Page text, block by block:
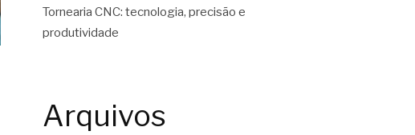
Tornearia CNC: tecnologia, precisão e
produtividade
Arquivos